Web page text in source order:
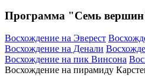
Программа "Семь
Восхождение на Эверест
Восхождение на Денали
Восхождение на пик Винсона
Восхождение на пирамиду